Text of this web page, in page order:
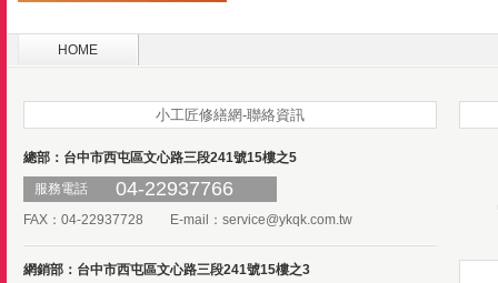
HOME
小工匠修繕網-聯絡資訊
總部：台中市西屯區文心路三段241號15樓之5
服務電話
04-22937766
FAX：04-22937728 E-mail： service@ykqk.com.tw
網銷部：台中市西屯區文心路三段241號15樓之3